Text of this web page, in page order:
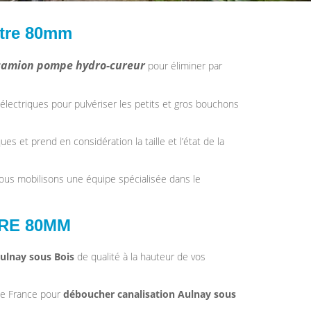
80mm
pompe hydro-cureur pour éliminer par
pour pulvériser les petits et gros bouchons
et prend en considération la taille et l’état de la
mobilisons une équipe spécialisée dans le
80MM
sous Bois de qualité à la hauteur de vos
France pour déboucher canalisation Aulnay sous